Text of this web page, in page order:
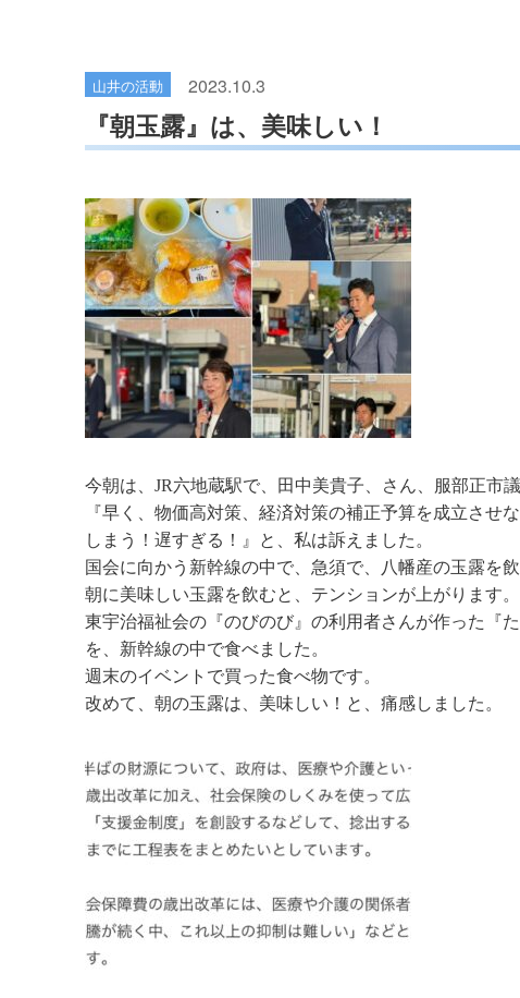
山井の活動 2023.10.3
『朝玉露』は、美味しい！
今朝は、JR六地蔵駅で、田中美貴子、さん、服部正市
『早く、物価高対策、経済対策の補正予算を成立させ
しまう！遅すぎる！』と、私は訴えました。
国会に向かう新幹線の中で、急須で、八幡産の玉露を飲
朝に美味しい玉露を飲むと、テンションが上がります。
東宇治福祉会の『のびのび』の利用者さんが作った『
を、新幹線の中で食べました。
週末のイベントで買った食べ物です。
改めて、朝の玉露は、美味しい！と、痛感しました。